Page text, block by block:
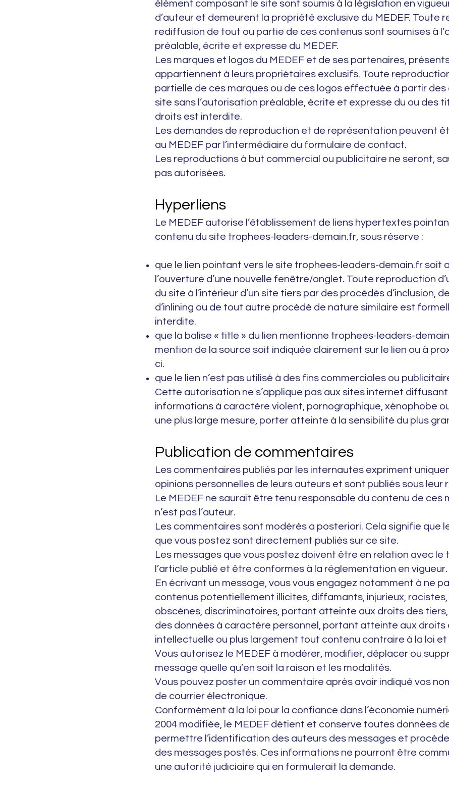
élément composant le site sont soumis à la législation en
d’auteur et demeurent la propriété exclusive du MEDEF. Toute
rediffusion de tout ou partie de ces contenus sont soumises à
préalable, écrite et expresse du MEDEF.
Les marques et logos du MEDEF et de ses partenaires,
appartiennent à leurs propriétaires exclusifs. Toute
partielle de ces marques ou de ces logos effectuée à partir des
site sans l’autorisation préalable, écrite et expresse du ou des
droits est interdite.
Les demandes de reproduction et de représentation peuvent
au MEDEF par l’intermédiaire du formulaire de contact.
Les reproductions à but commercial ou publicitaire ne seront,
pas autorisées.
Hyperliens
Le MEDEF autorise l’établissement de liens hypertextes
contenu du site trophees-leaders-demain.fr, sous réserve :
que le lien pointant vers le site trophees-leaders-demain.fr soit
l’ouverture d’une nouvelle fenêtre/onglet. Toute reproduction
du site à l’intérieur d’un site tiers par des procédés d’inclusion,
d’inlining ou de tout autre procédé de nature similaire est
interdite.
que la balise « title » du lien mentionne trophees-leaders-
mention de la source soit indiquée clairement sur le lien ou à
ci.
que le lien n’est pas utilisé à des fins commerciales ou
Cette autorisation ne s’applique pas aux sites internet
informations à caractère violent, pornographique, xénophobe
une plus large mesure, porter atteinte à la sensibilité du plus
Publication de commentaires
Les commentaires publiés par les internautes expriment
opinions personnelles de leurs auteurs et sont publiés sous leur
Le MEDEF ne saurait être tenu responsable du contenu de ces
n’est pas l’auteur.
Les commentaires sont modérés a posteriori. Cela signifie que
que vous postez sont directement publiés sur ce site.
Les messages que vous postez doivent être en relation avec le
l’article publié et être conformes à la réglementation en vigueur.
En écrivant un message, vous vous engagez notamment à ne
contenus potentiellement illicites, diffamants, injurieux,
obscènes, discriminatoires, portant atteinte aux droits des
des données à caractère personnel, portant atteinte aux droits
intellectuelle ou plus largement tout contenu contraire à la loi et
Vous autorisez le MEDEF à modérer, modifier, déplacer ou
message quelle qu’en soit la raison et les modalités.
Vous pouvez poster un commentaire après avoir indiqué vos
de courrier électronique.
Conformément à la loi pour la confiance dans l’économie
2004 modifiée, le MEDEF détient et conserve toutes données
permettre l’identification des auteurs des messages et procède
des messages postés. Ces informations ne pourront être
une autorité judiciaire qui en formulerait la demande.